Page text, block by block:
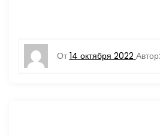
От 14 октября 2022 Автор: